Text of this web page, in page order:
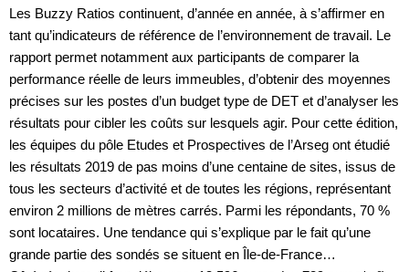
Les Buzzy Ratios continuent, d’année en année, à s’affirmer en
tant qu’indicateurs de référence de l’environnement de travail. Le
rapport permet notamment aux participants de comparer la
performance réelle de leurs immeubles, d’obtenir des moyennes
précises sur les postes d’un budget type de DET et d’analyser les
résultats pour cibler les coûts sur lesquels agir. Pour cette édition,
les équipes du pôle Etudes et Prospectives de l’Arseg ont étudié
les résultats 2019 de pas moins d’une centaine de sites, issus de
tous les secteurs d’activité et de toutes les régions, représentant
environ 2 millions de mètres carrés. Parmi les répondants, 70 %
sont locataires. Une tendance qui s’explique par le fait qu’une
grande partie des sondés se situent en Île-de-France…